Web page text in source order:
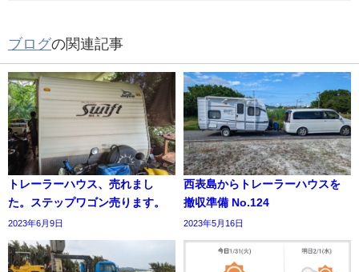
ブログの関連記事
トレーラーハウス、売れまし
た。ステップワゴン売ります。
2023年6月9日
西表島からトレーラーハウスを
撤収準備 No.124
2023年5月16日